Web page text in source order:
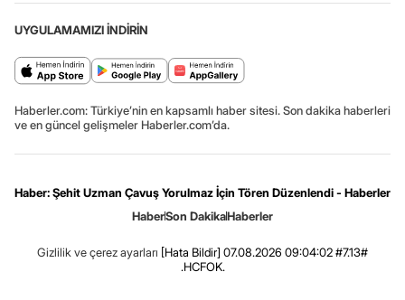
UYGULAMAMIZI İNDİRİN
Haberler.com: Türkiye’nin en kapsamlı haber sitesi. Son dakika haberleri
ve en güncel gelişmeler Haberler.com’da.
Haber: Şehit Uzman Çavuş Yorulmaz İçin Tören Düzenlendi - Haberler
HaberSon DakikaHaberler
Gizlilik ve çerez ayarları [Hata Bildir] 07.08.2026 09:04:02 #7.13#
.HCFOK.